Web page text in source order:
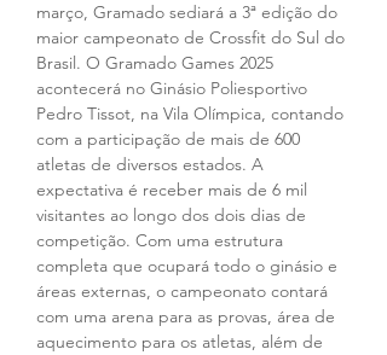
março, Gramado sediará a 3ª edição do
maior campeonato de Crossfit do Sul do
Brasil. O Gramado Games 2025
acontecerá no Ginásio Poliesportivo
Pedro Tissot, na Vila Olímpica, contando
com a participação de mais de 600
atletas de diversos estados. A
expectativa é receber mais de 6 mil
visitantes ao longo dos dois dias de
competição. Com uma estrutura
completa que ocupará todo o ginásio e
áreas externas, o campeonato contará
com uma arena para as provas, área de
aquecimento para os atletas, além de